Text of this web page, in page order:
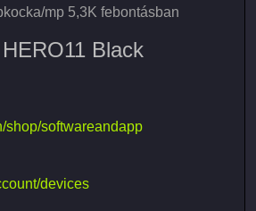
mp 5,3K febontásban
Black
shop/softwareandapp
devices